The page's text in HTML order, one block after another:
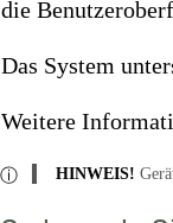
die
Das System
Weitere
HINWEIS!